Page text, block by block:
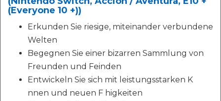
(Everyone 10 +))
Erkunden Sie riesige, miteinander verbundene
Welten
Begegnen Sie einer bizarren Sammlung von
Freunden und Feinden
Entwickeln Sie sich mit leistungsstarken K
nnen und neuen F higkeiten